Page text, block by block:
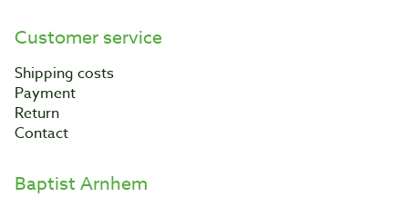
Customer service
Shipping costs
Payment
Return
Contact
Baptist Arnhem